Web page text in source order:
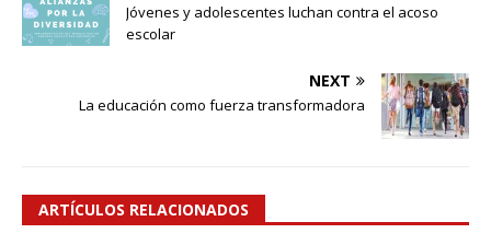
Jóvenes y adolescentes luchan contra el acoso
escolar
NEXT
La educación como fuerza transformadora
ARTÍCULOS RELACIONADOS